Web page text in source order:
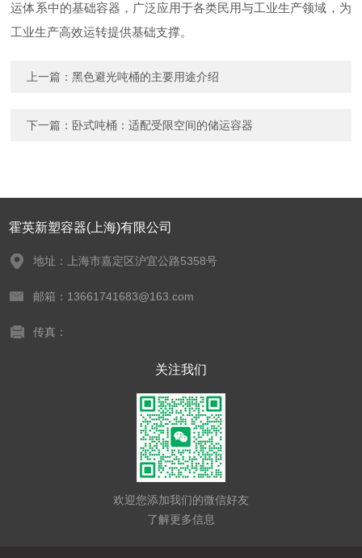
运体系中的基础容器，广泛应用于各类民用与工业生产领域，为
工业生产高效运转提供基础支撑。
上一篇：黑色避光吨桶的主要用途介绍
下一篇： 卧式吨桶：适配受限空间的储运容器
霍英新塑容器(上海)有限公司
地址：上海市嘉定区沪宜公路5358号
邮箱：13661741683@163.com
传真：
关注我们
欢迎您添加我们的微信好友
了解更多信息